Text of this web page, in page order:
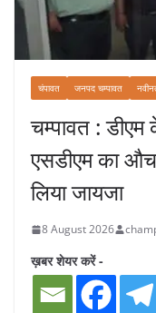
चंपावत जनपद चम्पावत
चम्पावत :
एसडीएम का
लिया जायजा
8 August 2026
ख़बर शेयर करें -